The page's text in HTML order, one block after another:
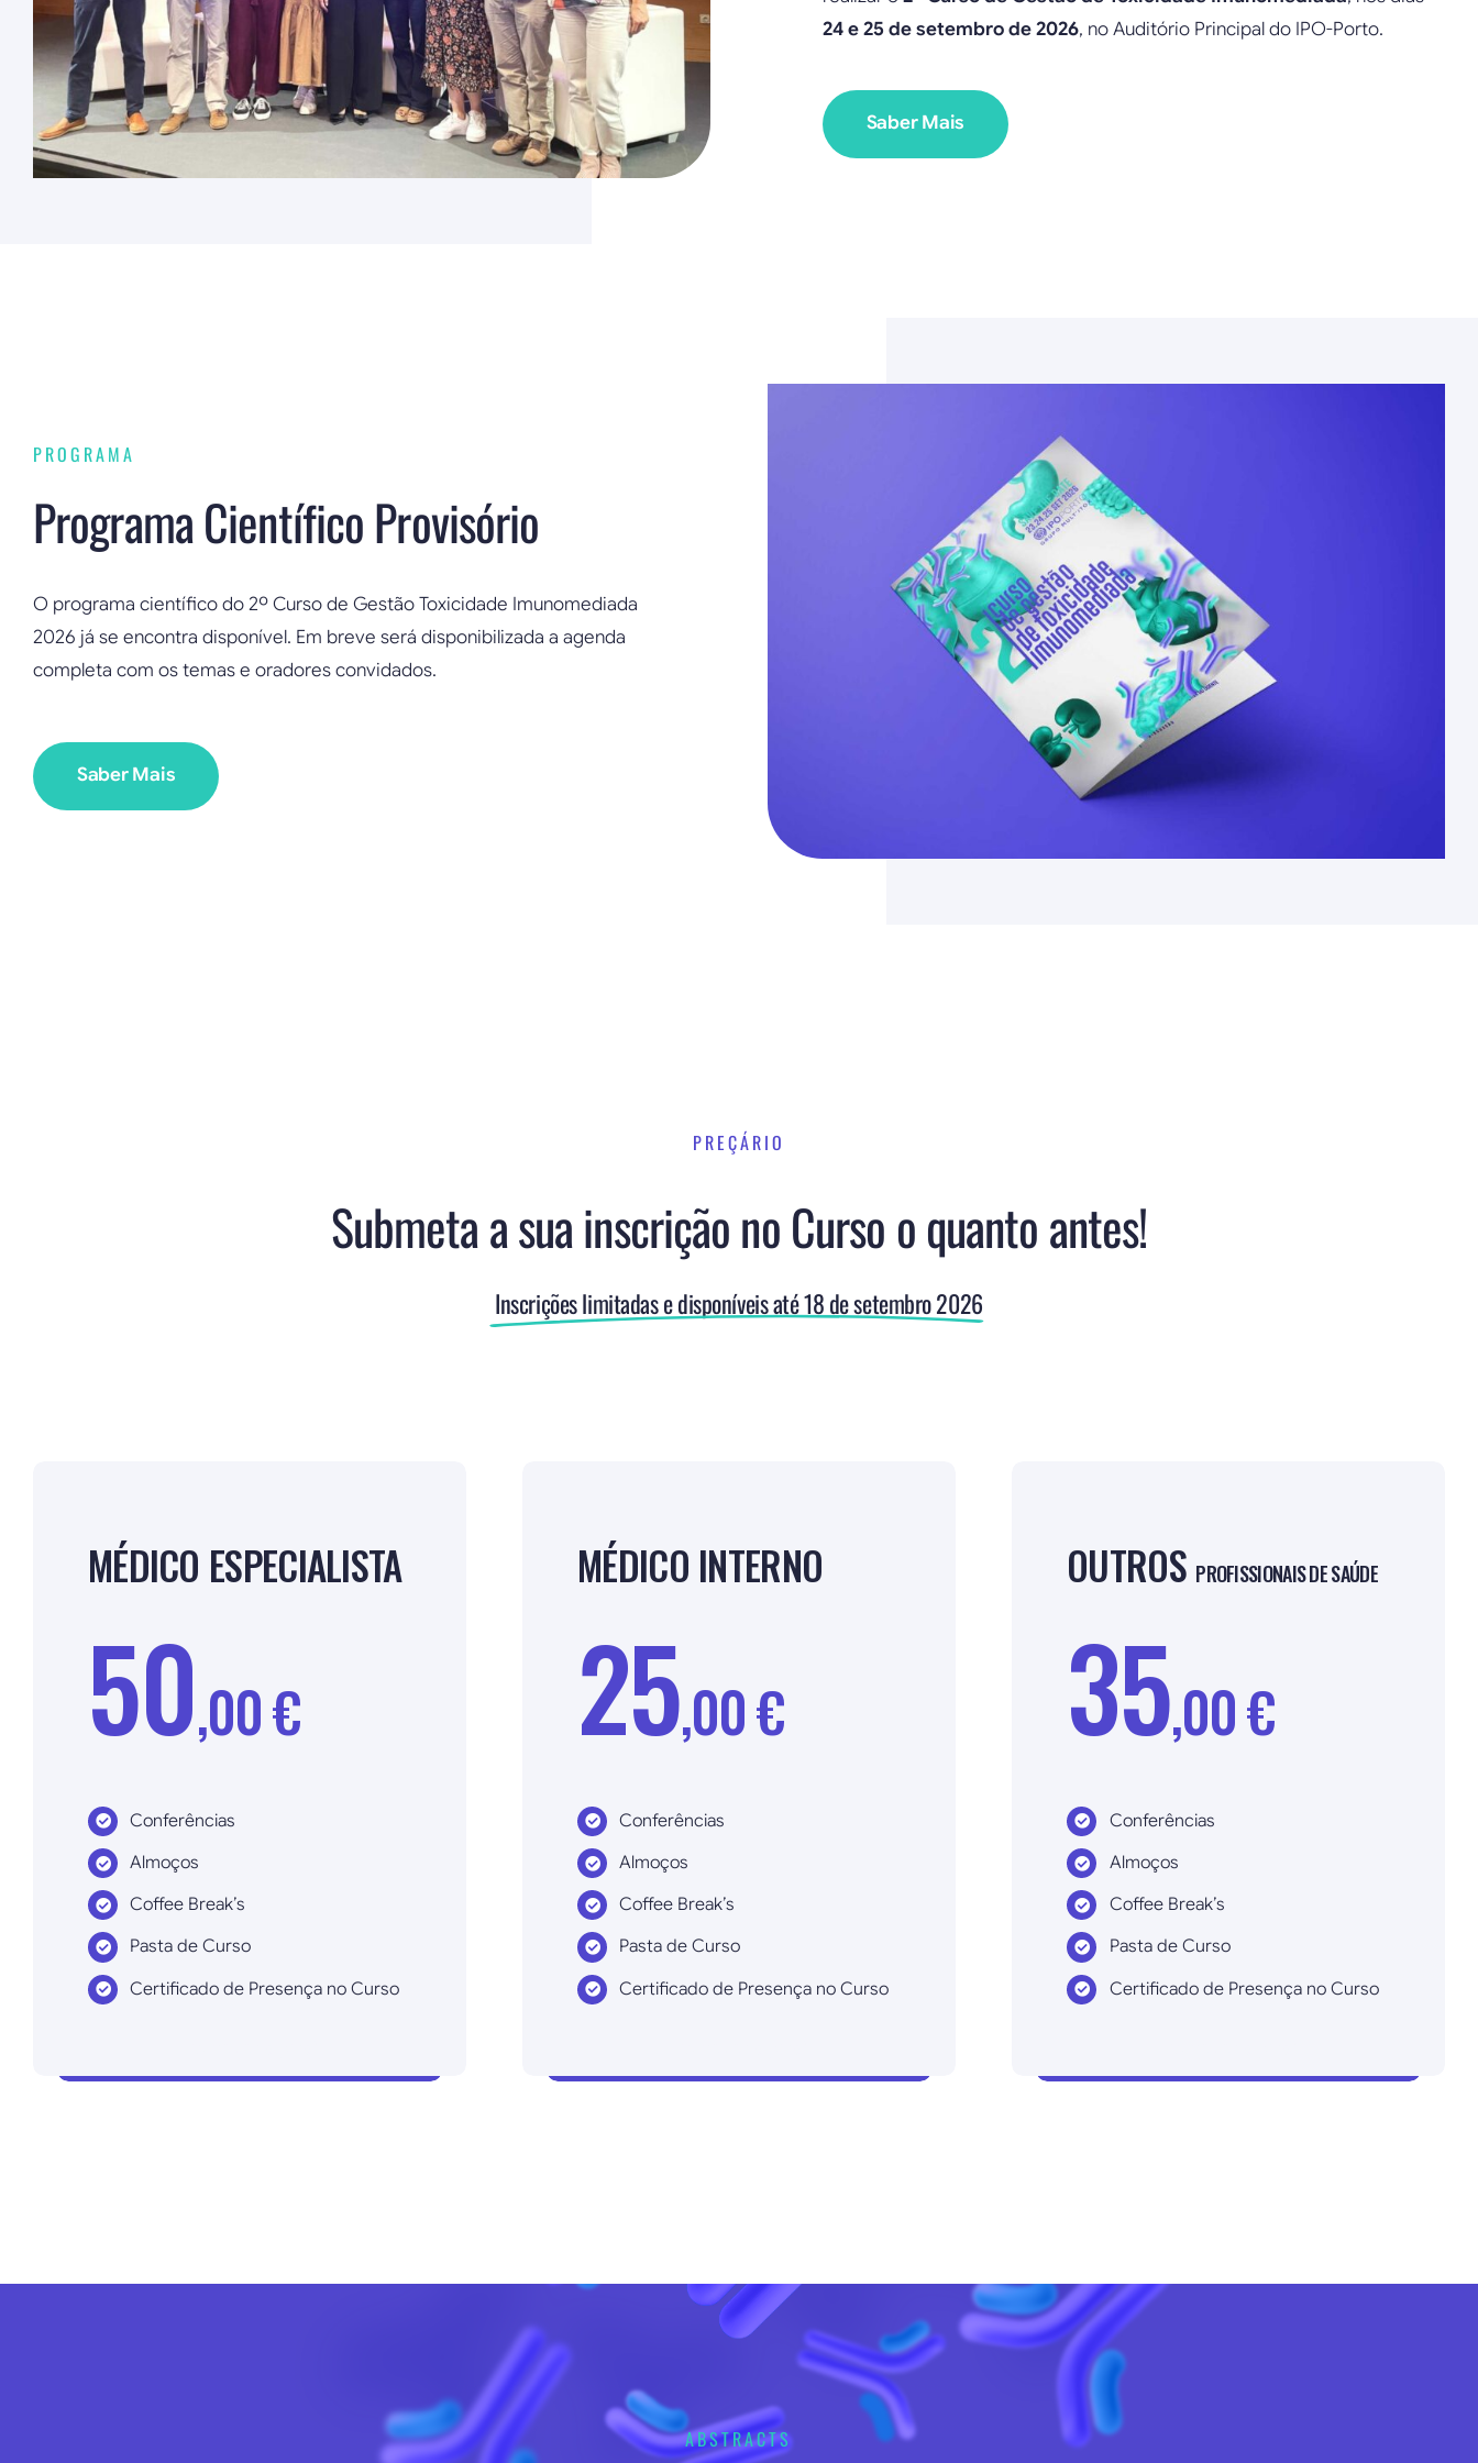
24 e 25 de setembro de 2026, no Auditório Principal do IPO-Porto.
Saber Mais
PROGRAMA
Programa Científico Provisório
O programa científico do 2º Curso de Gestão Toxicidade Imunomediada
2026 já se encontra disponível. Em breve será disponibilizada a agenda
completa com os temas e oradores convidados.
Saber Mais
PREÇÁRIO
Submeta a sua inscrição no Curso o quanto antes!
Inscrições limitadas e disponíveis até 18 de setembro 2026
MÉDICO ESPECIALISTA
50,00 €
Conferências
Almoços
Coffee Break’s
Pasta de Curso
Certificado de Presença no Curso
MÉDICO INTERNO
25,00 €
Conferências
Almoços
Coffee Break’s
Pasta de Curso
Certificado de Presença no Curso
OUTROS PROFISSIONAIS DE SAÚDE
35,00 €
Conferências
Almoços
Coffee Break’s
Pasta de Curso
Certificado de Presença no Curso
ABSTRACTS